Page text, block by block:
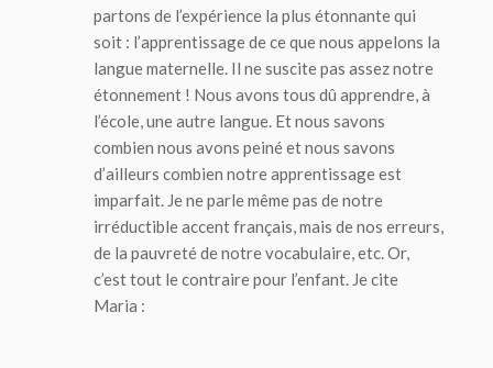
partons de l’expérience la plus étonnante qui
soit : l’apprentissage de ce que nous appelons la
langue maternelle. Il ne suscite pas assez notre
étonnement ! Nous avons tous dû apprendre, à
l’école, une autre langue. Et nous savons
combien nous avons peiné et nous savons
d’ailleurs combien notre apprentissage est
imparfait. Je ne parle même pas de notre
irréductible accent français, mais de nos erreurs,
de la pauvreté de notre vocabulaire, etc. Or,
c’est tout le contraire pour l’enfant. Je cite
Maria :